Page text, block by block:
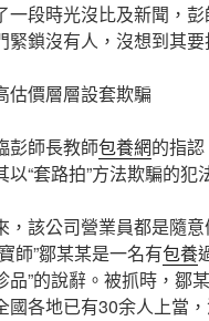
一段時光沒比及新聞，
緊鎖沒有人，沒想到其要
估價層層設套欺騙
彭師長教師包養網的指
以“套路拍”方法欺騙的犯
，該公司營業員都是隨
師”鄒某某是一名有包養
品”的說辭。被抓時，鄒
國各地已有30余人上當